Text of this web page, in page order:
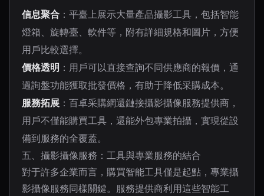
信息聚合 ：平臺上展示大量產品攝影工具，包括智能
燈箱、旋轉臺、軟件等，附有詳細規格和圖片，方便
用戶比較選擇。
價格透明 ：用戶可以直接查詢不同供應商的報價，通
過詢盤功能獲取批發價格，有助于降低采購成本。
服務拓展 ：百卓采購網還鏈接攝影攝像服務提供商，
用戶不僅能購買工具，還能外包專業拍攝，實現從設
備到服務的全覆蓋。
五、攝影攝像服務：工具與專業服務的結合
對于許多企業而言，購買智能工具僅是起點，專業攝
影攝像服務同樣關鍵。服務提供商利用這些智能工